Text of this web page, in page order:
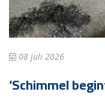
08 juli 2026
‘Schimmel